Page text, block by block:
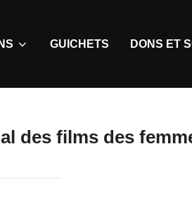
GUICHETS DONS ET
des films des